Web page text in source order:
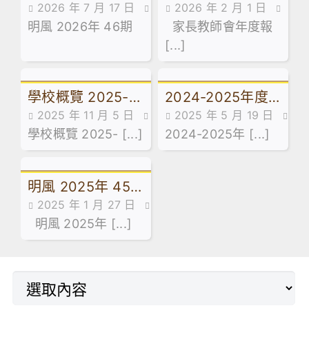
期2026 年 7 月 17 日
明風,書刊
明風 2026年 46期
告2425
2026 年 2 月 1 日
家長教師會,家長教師會
年度報告,最新消息
家長教師會年度報
[...]
學校概覽 2025-
2026
2025 年 11 月 5 日
書刊,概覽
學校概覽 2025- [...]
2024-2025年度
第十期STEM刊物
2025 年 5 月 19 日
STEAM刊物
2024-2025年 [...]
明風 2025年 45
期2025 年 1 月 27 日
明風,書刊
明風 2025年 [...]